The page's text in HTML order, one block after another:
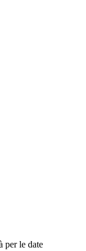
per le date